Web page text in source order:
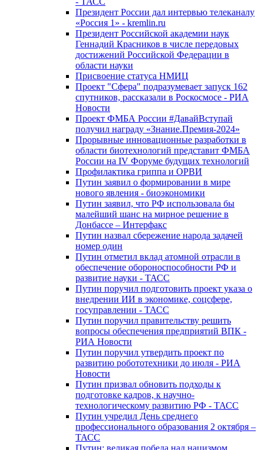
Президент России дал интервью телеканалу
«Россия 1» - kremlin.ru
Президент Российской академии наук
Геннадий Красников в числе передовых
достижений Российской Федерации в
области науки
Присвоение статуса НМИЦ
Проект "Сфера" подразумевает запуск 162
спутников, рассказали в Роскосмосе - РИА
Новости
Проект ФМБА России #ДавайВступай
получил награду «Знание.Премия-2024»
Прорывные инновационные разработки в
области биотехнологий представит ФМБА
России на IV Форуме будущих технологий
Профилактика гриппа и ОРВИ
Путин заявил о формировании в мире
нового явления - биоэкономики
Путин заявил, что РФ использовала бы
малейший шанс на мирное решение в
Донбассе – Интерфакс
Путин назвал сбережение народа задачей
номер один
Путин отметил вклад атомной отрасли в
обеспечение обороноспособности РФ и
развитие науки - ТАСС
Путин поручил подготовить проект указа о
внедрении ИИ в экономике, соцсфере,
госуправлении - ТАСС
Путин поручил правительству решить
вопросы обеспечения предприятий ВПК -
РИА Новости
Путин поручил утвердить проект по
развитию робототехники до июля - РИА
Новости
Путин призвал обновить подходы к
подготовке кадров, к научно-
технологическому развитию РФ - ТАСС
Путин учредил День среднего
профессионального образования 2 октября –
ТАСС
Путин: великая победа над нацизмом